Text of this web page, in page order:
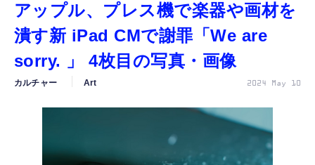
AI
ガジェット
カルチャー
アップル、プレス機で楽器や画材を
潰す新 iPad CMで謝罪「We are
sorry. 」 4枚目の写真・画像
カルチャー Art 2024 May 10